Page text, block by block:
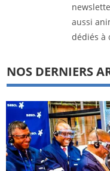
aussi
dédiés à
NOS DERNIERS